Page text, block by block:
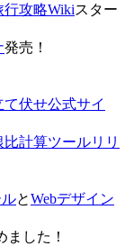
行攻略Wikiスター
発売！
伏せ公式サイ
計算ツールリリ
とWebデザイン
ました！